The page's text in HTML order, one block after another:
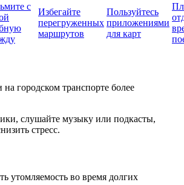
с
Избегайте
перегруженных
маршрутов
Пользуйтесь
приложениями
для карт
на городском транспорте более
слушайте музыку или подкасты,
стресс.
утомляемость во время долгих